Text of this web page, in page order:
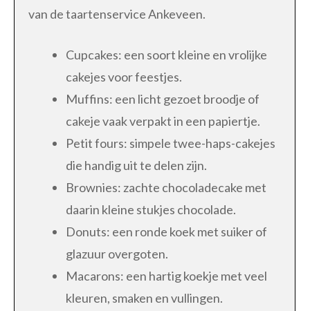
van de taartenservice Ankeveen.
Cupcakes: een soort kleine en vrolijke
cakejes voor feestjes.
Muffins: een licht gezoet broodje of
cakeje vaak verpakt in een papiertje.
Petit fours: simpele twee-haps-cakejes
die handig uit te delen zijn.
Brownies: zachte chocoladecake met
daarin kleine stukjes chocolade.
Donuts: een ronde koek met suiker of
glazuur overgoten.
Macarons: een hartig koekje met veel
kleuren, smaken en vullingen.